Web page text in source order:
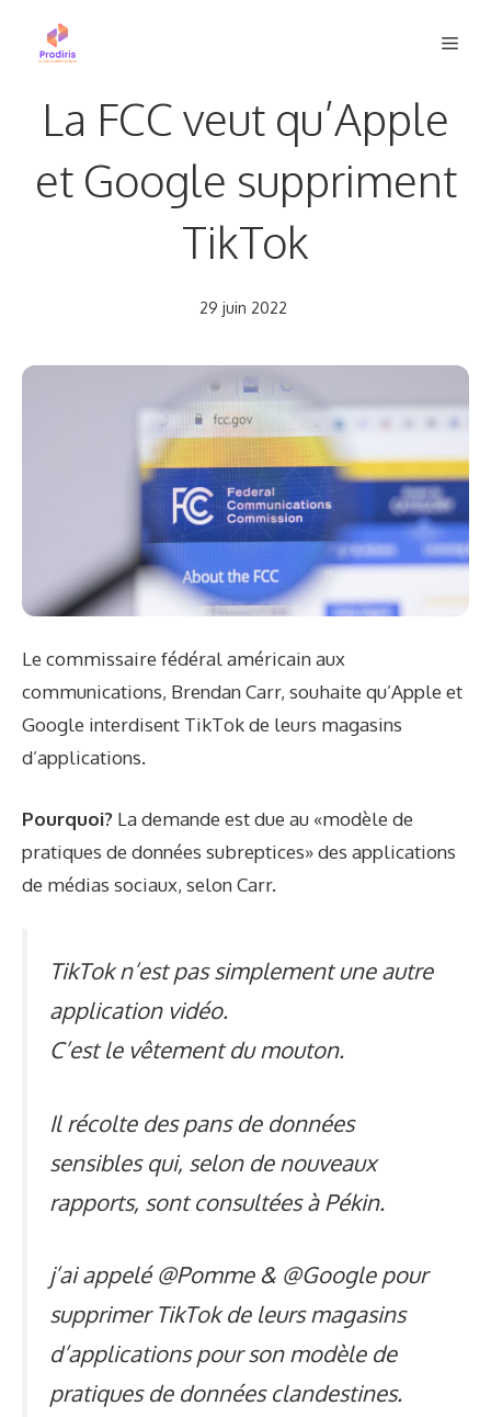
La FCC veut qu’Apple
et Google suppriment
TikTok
29 juin 2022
Le commissaire fédéral américain aux
communications, Brendan Carr, souhaite qu’Apple et
Google interdisent TikTok de leurs magasins
d’applications.
Pourquoi? La demande est due au «modèle de
pratiques de données subreptices» des applications
de médias sociaux, selon Carr.
TikTok n’est pas simplement une autre
application vidéo.
C’est le vêtement du mouton.
Il récolte des pans de données
sensibles qui, selon de nouveaux
rapports, sont consultées à Pékin.
j’ai appelé@Pomme& @Googlepour
supprimer TikTok de leurs magasins
d’applications pour son modèle de
pratiques de données clandestines.